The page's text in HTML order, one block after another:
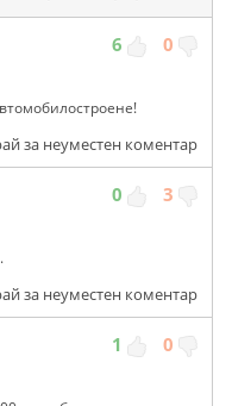
6 0
за неуместен коментар
0 3
за неуместен коментар
1 0